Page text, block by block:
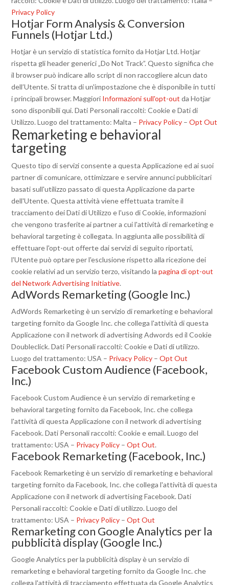
Privacy Policy
Hotjar Form Analysis & Conversion
Funnels (Hotjar Ltd.)
Hotjar è un servizio di statistica fornito da Hotjar Ltd. Hotjar
rispetta gli header generici „Do Not Track”. Questo significa che
il browser può indicare allo script di non raccogliere alcun dato
dell’Utente. Si tratta di un'impostazione che è disponibile in tutti
i principali browser. Maggiori Informazioni sull'opt-out da Hotjar
sono disponibili qui. Dati Personali raccolti: Cookie e Dati di
Utilizzo. Luogo del trattamento: Malta – Privacy Policy –Opt Out
Remarketing e behavioral
targeting
Questo tipo di servizi consente a questa Applicazione ed ai suoi
partner di comunicare, ottimizzare e servire annunci pubblicitari
basati sull'utilizzo passato di questa Applicazione da parte
dell'Utente. Questa attività viene effettuata tramite il
tracciamento dei Dati di Utilizzo e l'uso di Cookie, informazioni
che vengono trasferite ai partner a cui l'attività di remarketing e
behavioral targeting è collegata. In aggiunta alle possibilità di
effettuare l'opt-out offerte dai servizi di seguito riportati,
l'Utente può optare per l'esclusione rispetto alla ricezione dei
cookie relativi ad un servizio terzo, visitando la pagina di opt-out
del Network Advertising Initiative.
AdWords Remarketing (Google Inc.)
AdWords Remarketing è un servizio di remarketing e behavioral
targeting fornito da Google Inc. che collega l'attività di questa
Applicazione con il network di advertising Adwords ed il Cookie
Doubleclick. Dati Personali raccolti: Cookie e Dati di utilizzo.
Luogo del trattamento: USA – Privacy Policy – Opt Out
Facebook Custom Audience (Facebook,
Inc.)
Facebook Custom Audience è un servizio di remarketing e
behavioral targeting fornito da Facebook, Inc. che collega
l'attività di questa Applicazione con il network di advertising
Facebook. Dati Personali raccolti: Cookie e email. Luogo del
trattamento: USA – Privacy Policy – Opt Out.
Facebook Remarketing (Facebook, Inc.)
Facebook Remarketing è un servizio di remarketing e behavioral
targeting fornito da Facebook, Inc. che collega l'attività di questa
Applicazione con il network di advertising Facebook. Dati
Personali raccolti: Cookie e Dati di utilizzo. Luogo del
trattamento: USA – Privacy Policy – Opt Out
Remarketing con Google Analytics per la
pubblicità display (Google Inc.)
Google Analytics per la pubblicità display è un servizio di
remarketing e behavioral targeting fornito da Google Inc. che
collega l'attività di tracciamento effettuata da Google Analytics